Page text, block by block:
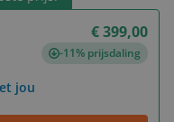
€ 399,00
-11% prijsdaling
jou